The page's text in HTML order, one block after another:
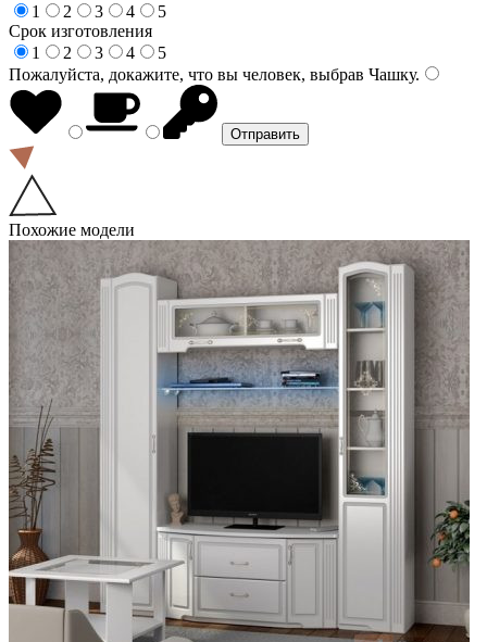
1
2 3 4
5
Срок изготовления
1
2 3 4
5
Пожалуйста, докажите, что вы человек, выбрав Чашку.
Похожие модели